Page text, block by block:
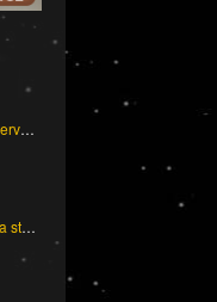
Amatérka v červeném pr...
Dívka si našla staršíh...